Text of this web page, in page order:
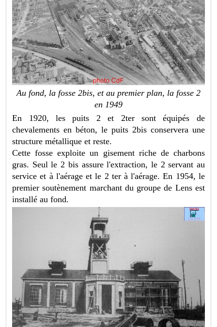
Au fond, la fosse 2bis, et au premier plan, la fosse 2
en 1949
En 1920, les puits 2 et 2ter sont équipés de
chevalements en béton, le puits 2bis conservera une
structure métallique et reste.
Cette fosse exploite un gisement riche de charbons
gras. Seul le 2 bis assure l'extraction, le 2 servant au
service et à l'aérage et le 2 ter à l'aérage. En 1954, le
premier soutènement marchant du groupe de Lens est
installé au fond.